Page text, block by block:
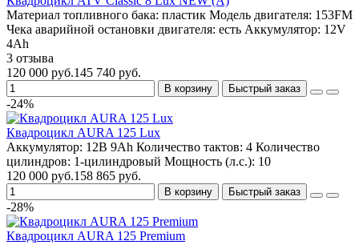
Материал топливного бака: пластик Модель двигателя: 153FM
Чека аварийной остановки двигателя: есть Аккумулятор: 12V
4Ah
3 отзыва
120 000 руб.145 740 руб.
В корзину Быстрый заказ
-24%
Квадроцикл AURA 125 Lux
Аккумулятор: 12В 9Ah Количество тактов: 4 Количество
цилиндров: 1-цилиндровый Мощность (л.с.): 10
120 000 руб.158 865 руб.
В корзину Быстрый заказ
-28%
Квадроцикл AURA 125 Premium